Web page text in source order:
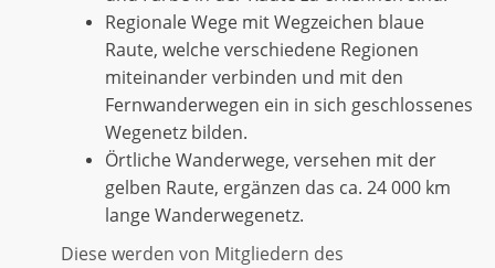
Regionale Wege mit Wegzeichen blaue
Raute, welche verschiedene Regionen
miteinander verbinden und mit den
Fernwanderwegen ein in sich geschlossenes
Wegenetz bilden.
Örtliche Wanderwege, versehen mit der
gelben Raute, ergänzen das ca. 24 000 km
lange Wanderwegenetz.
Diese werden von Mitgliedern des